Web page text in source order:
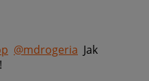
@mdrogeria Jak